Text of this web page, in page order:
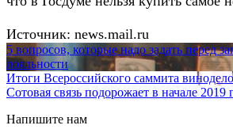
Источник: news.mail.ru
5 вопросов, которые надо задать перед
лояльности
Итоги Всероссийского саммита
Сотовая связь подорожает в начале 2019
Напишите нам